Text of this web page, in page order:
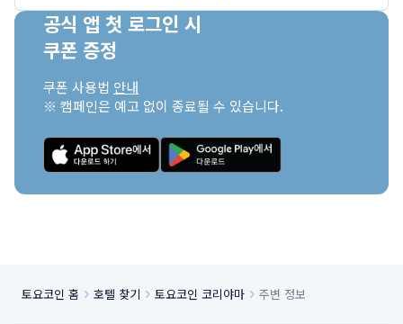
공식 앱 첫 로그인 시
쿠폰 증정
쿠폰 사용법 안내
※ 캠페인은 예고 없이 종료될 수 있습니다.
토요코인 홈 호텔 찾기 토요코인 코리야마 주변 정보